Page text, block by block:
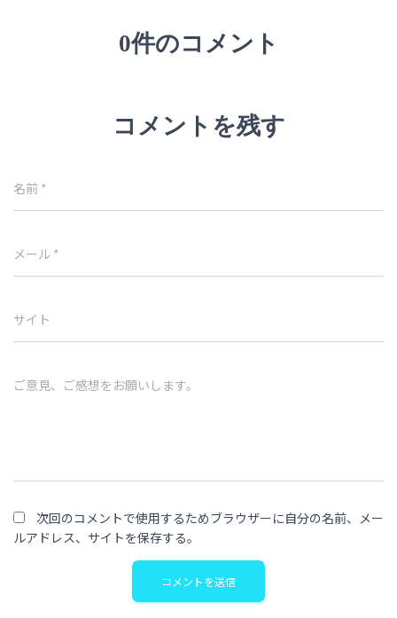
0件のコメント
コメントを残す
名前 *
メール *
サイト
ご意見、ご感想をお願いします。
次回のコメントで使用するためブラウザーに自分の名前、メー
ルアドレス、サイトを保存する。